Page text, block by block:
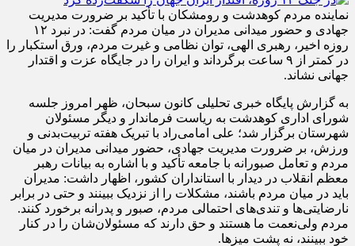
نماینده مردم کوهدشت و رومشکان با تأکید بر ضرورت مدیریت
جهادی و حضور میدانی مدیران در میان مردم گفت: در نبرد ۱۲
روزه اخیر، رهبری الهی، توان نظامی و غیرت مردم، ورق استکبار را
در کمتر از ۹ ساعت برگرداند و ایران را در جایگاه عزت و اقتدار
جهانی نشاند.
به گزارش پایگاه خبری تحلیلی کانون سبحان، ظهر امروز جلسه
شورای اداری کوهدشت به ریاست فرماندار و دیگر مسئولان
شهرستان برگزار شد؛ علی امامی‌راد با تبریک هفته تربیت‌بدنی و
ورزش، بر ضرورت مدیریت جهادی، حضور میدانی مدیران در میان
مردم و تعامل صبورانه با جامعه تأکید و با اشاره به بیانات رهبر
معظم انقلاب در دیدار با استانداران کشور، اظهار داشت: مدیران
باید در میان مردم باشند، مشکلات را از نزدیک ببینند و حتی در برابر
نارضایتی‌ها و تندی‌های احتمالی مردم، صبور و پدرانه برخورد کنند.
مردم ولی‌نعمت ما هستند و حق دارند که مسئولان‌شان را در کنار
خود ببینند، نه پشت میزها.